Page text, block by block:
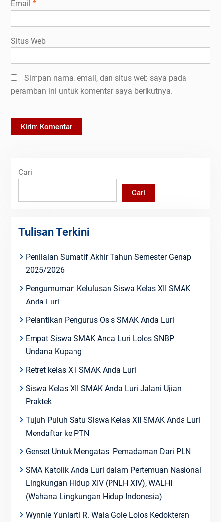
Email *
Situs Web
Simpan nama, email, dan situs web saya pada
peramban ini untuk komentar saya berikutnya.
Cari
Cari
Tulisan Terkini
Penilaian Sumatif Akhir Tahun Semester Genap
2025/2026
Pengumuman Kelulusan Siswa Kelas XII SMAK
Anda Luri
Pelantikan Pengurus Osis SMAK Anda Luri
Empat Siswa SMAK Anda Luri Lolos SNBP
Undana Kupang
Retret kelas XII SMAK Anda Luri
Siswa Kelas XII SMAK Anda Luri Jalani Ujian
Praktek
Tujuh Puluh Satu Siswa Kelas XII SMAK Anda Luri
Mendaftar ke PTN
Genset Untuk Mengatasi Pemadaman Dari PLN
SMA Katolik Anda Luri dalam Pertemuan Nasional
Lingkungan Hidup XIV (PNLH XIV), WALHI
(Wahana Lingkungan Hidup Indonesia)
Wynnie Yuniarti R. Wala Gole Lolos Kedokteran